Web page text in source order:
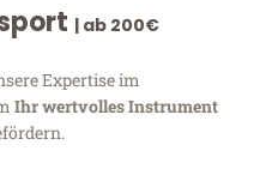
| ab 200€
Expertise im
Ihr wertvolles Instrument